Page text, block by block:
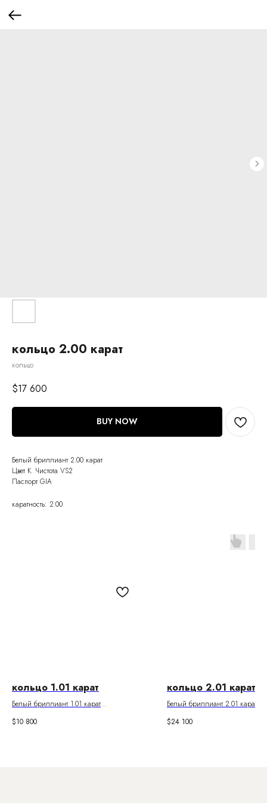
кольцо 2.00 карат
кольцо
$17 600
BUY NOW
Белый бриллиант 2.00 карат
Цвет K. Чистота VS2
Паспорт GIA
каратность: 2.00
кольцо 1.01 карат
Белый бриллиант 1.01 карат
Паспорт GIA
$10 800
кольцо 2.01 карат
Белый бриллиант 2.01 карат
Паспорт GIA
$24 100